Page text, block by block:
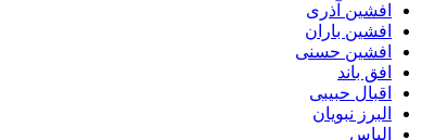
افشین آذری
افشین باران
افشین حسنی
افق باند
اقبال حبیبی
البرز نبویان
الیاس